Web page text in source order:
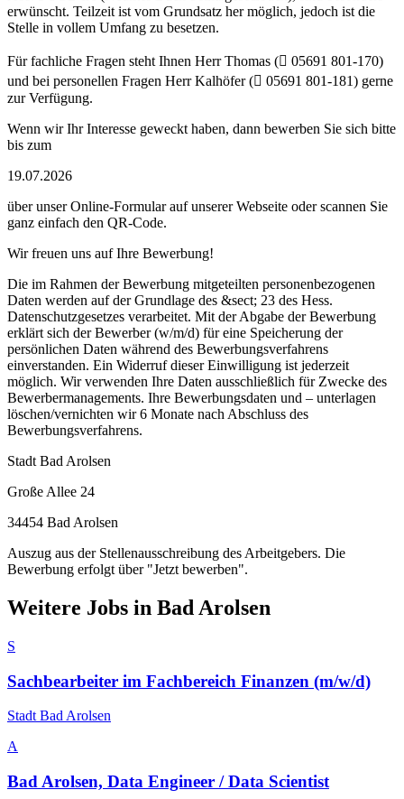
erwünscht. Teilzeit ist vom Grundsatz her möglich, jedoch ist die
Stelle in vollem Umfang zu besetzen.
Für fachliche Fragen steht Ihnen Herr Thomas ( 05691 801-170)
und bei personellen Fragen Herr Kalhöfer ( 05691 801-181) gerne
zur Verfügung.
Wenn wir Ihr Interesse geweckt haben, dann bewerben Sie sich bitte
bis zum
19.07.2026
über unser Online-Formular auf unserer Webseite oder scannen Sie
ganz einfach den QR-Code.
Wir freuen uns auf Ihre Bewerbung!
Die im Rahmen der Bewerbung mitgeteilten personenbezogenen
Daten werden auf der Grundlage des &sect; 23 des Hess.
Datenschutzgesetzes verarbeitet. Mit der Abgabe der Bewerbung
erklärt sich der Bewerber (w/m/d) für eine Speicherung der
persönlichen Daten während des Bewerbungsverfahrens
einverstanden. Ein Widerruf dieser Einwilligung ist jederzeit
möglich. Wir verwenden Ihre Daten ausschließlich für Zwecke des
Bewerbermanagements. Ihre Bewerbungsdaten und – unterlagen
löschen/vernichten wir 6 Monate nach Abschluss des
Bewerbungsverfahrens.
Stadt Bad Arolsen
Große Allee 24
34454 Bad Arolsen
Auszug aus der Stellenausschreibung des Arbeitgebers. Die
Bewerbung erfolgt über "Jetzt bewerben".
Weitere Jobs in Bad Arolsen
S
Sachbearbeiter im Fachbereich Finanzen (m/w/d)
Stadt Bad Arolsen
A
Bad Arolsen, Data Engineer / Data Scientist